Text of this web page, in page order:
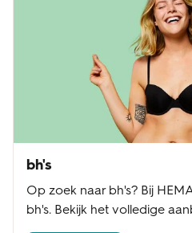
bh's
Op zoek naar bh's? Bij
bh's. Bekijk het volledige